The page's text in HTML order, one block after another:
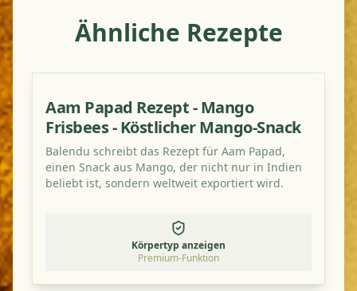
Ähnliche Rezepte
Aam Papad Rezept - Mango
Frisbees - Köstlicher Mango-Snack
Balendu schreibt das Rezept für Aam Papad,
einen Snack aus Mango, der nicht nur in Indien
beliebt ist, sondern weltweit exportiert wird.
Körpertyp anzeigen
Premium-Funktion